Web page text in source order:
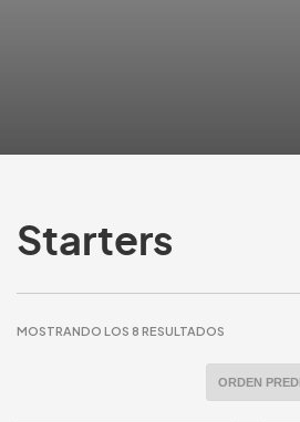
Starters
MOSTRANDO LOS 8 RESULTADOS